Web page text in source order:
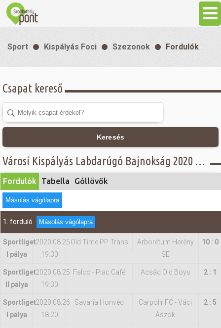
Látnivalók
Gasztronómia
Szállás
Sport
Szabadidő
Hasznos
Sport Kispályás Foci Szezonok Fordulók
Csapat kereső
Keresés
Városi Kispályás Labdarúgó Bajnokság 2020 - Fordulók - Öregfiúk csoport, A osztály
Fordulók Tabella Góllövők
Másolás vágólapra
1. forduló Másolás vágólapra
Sportliget
I pálya
2020.08.25
19:30
Old Time PP Trans
Arborétum Herény
SE
10 : 0
Sportliget
II pálya
2020.08.25
19:30
Falco - Piac Café Acsád Old Boys 2 : 1
Sportliget
I pálya
2020.08.26
18:20
Savaria Honvéd
Carpolir FC - Váci
Ászok
2 : 5